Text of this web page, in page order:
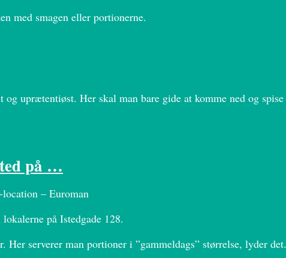
med smagen eller portionerne.
uprætentiøst. Her skal man bare gide at komme ned og spise
på …
– Euroman
på Istedgade 128.
serverer man portioner i ”gammeldags” størrelse, lyder det.